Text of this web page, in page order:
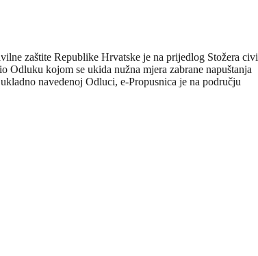
zaštite Republike Hrvatske je na prijedlog Stožera
Odluku kojom se ukida nužna mjera zabrane napuštanja
navedenoj Odluci, e-Propusnica je na području